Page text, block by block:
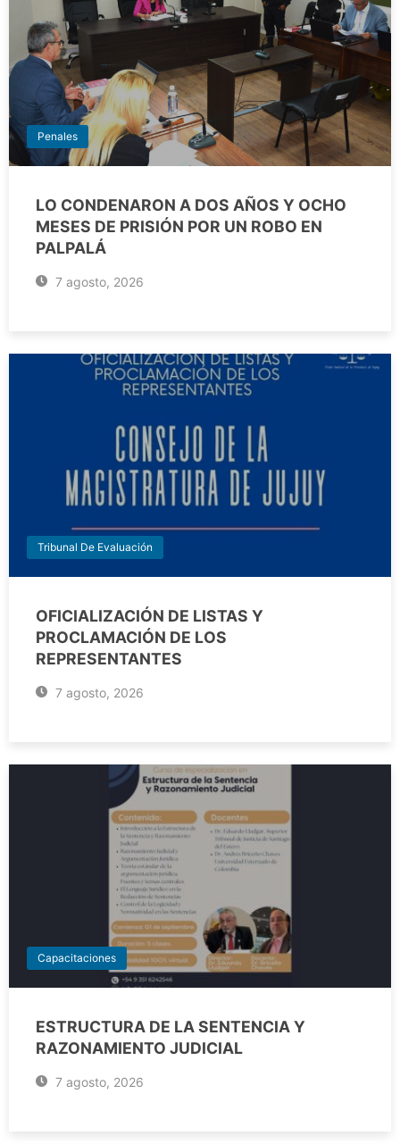
Penales
LO CONDENARON A DOS AÑOS Y OCHO
MESES DE PRISIÓN POR UN ROBO EN
PALPALÁ
7 agosto, 2026
Tribunal De Evaluación
OFICIALIZACIÓN DE LISTAS Y
PROCLAMACIÓN DE LOS
REPRESENTANTES
7 agosto, 2026
Capacitaciones
ESTRUCTURA DE LA SENTENCIA Y
RAZONAMIENTO JUDICIAL
7 agosto, 2026